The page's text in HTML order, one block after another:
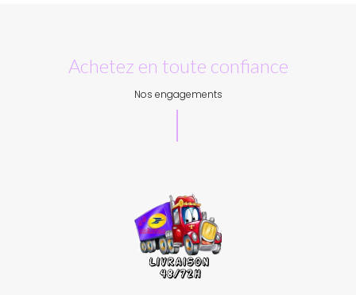
Achetez en toute confiance
Nos engagements